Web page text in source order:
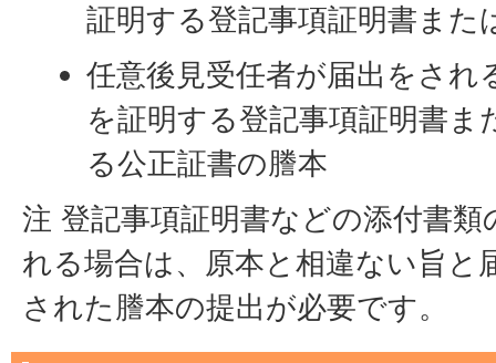
証明する登記事項証明書また
任意後見受任者が届出をされ
を証明する登記事項証明書ま
る公正証書の謄本
注 登記事項証明書などの添付書
れる場合は、原本と相違ない旨と
された謄本の提出が必要です。